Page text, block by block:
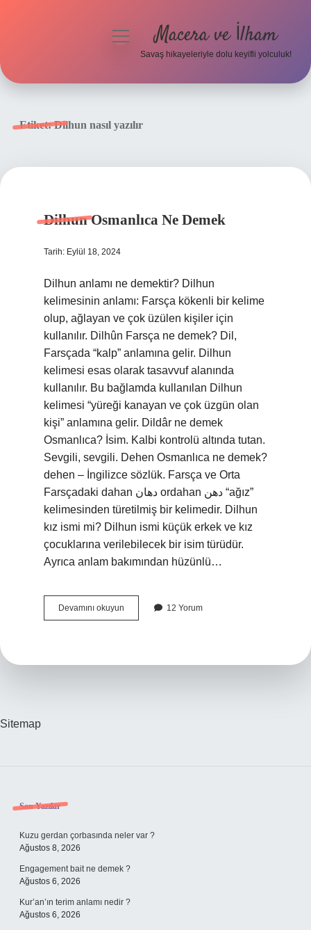
menüyüMacera ve İlham
Savaş hikayeleriyle dolu keyifli yolculuk!
Etiket:Dilhun nasıl yazılır
Dilhun Osmanlıca Ne Demek
Tarih: Eylül 18, 2024
Dilhun anlamı ne demektir? Dilhun
kelimesinin anlamı: Farsça kökenli bir kelime
olup, ağlayan ve çok üzülen kişiler için
kullanılır. Dilhûn Farsça ne demek? Dil,
Farsçada “kalp” anlamına gelir. Dilhun
kelimesi esas olarak tasavvuf alanında
kullanılır. Bu bağlamda kullanılan Dilhun
kelimesi “yüreği kanayan ve çok üzgün olan
kişi” anlamına gelir. Dildâr ne demek
Osmanlıca? İsim. Kalbi kontrolü altında tutan.
Sevgili, sevgili. Dehen Osmanlıca ne demek?
dehen – İngilizce sözlük. Farsça ve Orta
Farsçadaki dahan دهان ordahan دهن “ağız”
kelimesinden türetilmiş bir kelimedir. Dilhun
kız ismi mi? Dilhun ismi küçük erkek ve kız
çocuklarına verilebilecek bir isim türüdür.
Ayrıca anlam bakımından hüzünlü…
Devamını okuyun
Osmanlıca
12 Yorum
Sitemap
Sidebar
Son Yazılar
Kuzu gerdan çorbasında neler var ?
Ağustos 8, 2026
Engagement bait ne demek ?
Ağustos 6, 2026
Kur’an’ın terim anlamı nedir ?
Ağustos 6, 2026